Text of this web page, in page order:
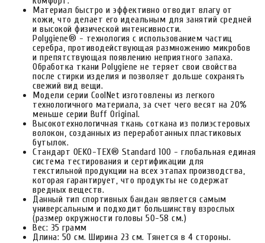
Материал быстро и эффективно отводит влагу от
кожи, что делает его идеальным для занятий средней
и высокой физической интенсивности.
Polygiene® - технология с использованием частиц
серебра, противодействующая размножению микробов
и препятствующая появлению неприятного запаха.
Обработка ткани Polygiene не теряет свои свойства
после стирки изделия и позволяет дольше сохранять
свежий вид вещи.
Модели серии CoolNet изготовлены из легкого
технологичного материала, за счет чего весят на 20%
меньше серии Buff Original.
Высокотехнологичная ткань соткана из полиэстеровых
волокон, созданных из переработанных пластиковых
бутылок.
Стандарт OEKO-TEX® Standard 100 - глобальная единая
система тестирования и сертификации для
текстильной продукции на всех этапах производства,
которая гарантирует, что продукты не содержат
вредных веществ.
Данный тип спортивных бандан является самым
универсальным и подходит большинству взрослых
(размер окружности головы 50-58 см.)
Вес: 35 грамм
Длина: 50 см. Ширина 23 см. Тянется в 4 стороны.